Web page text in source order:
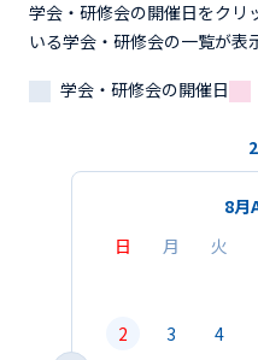
学会・研修会の開催日をクリ
いる学会・研修会の一覧が表
学会・研修会の開催日
8月
日
月 火
2
3 4